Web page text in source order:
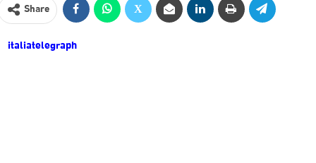
Share
italiatelegraph